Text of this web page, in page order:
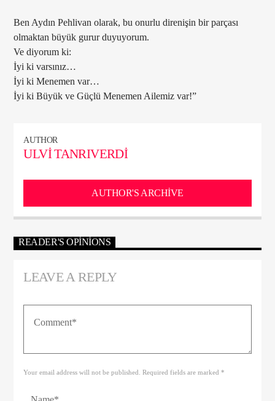
Ben Aydın Pehlivan olarak, bu onurlu direnişin bir parçası
olmaktan büyük gurur duyuyorum.
Ve diyorum ki:
İyi ki varsınız…
İyi ki Menemen var…
İyi ki Büyük ve Güçlü Menemen Ailemiz var!”
AUTHOR
ULVI TANRIVERDI
AUTHOR'S ARCHIVE
READER'S OPINIONS
LEAVE A REPLY
Your email address will not be published. Required fields are marked *